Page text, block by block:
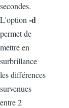
secondes.
L'option -d
permet de
mettre en
surbrillance
les différences
survenues
entre 2